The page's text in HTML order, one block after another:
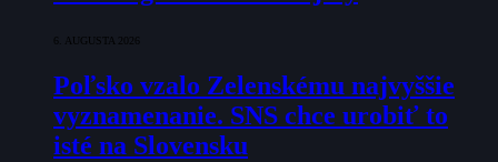
6. AUGUSTA 2026
Poľsko vzalo Zelenskému najvyššie
vyznamenanie. SNS chce urobiť to
isté na Slovensku